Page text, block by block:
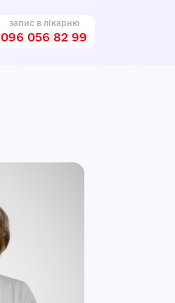
запис в лікарню
096 056 82 99